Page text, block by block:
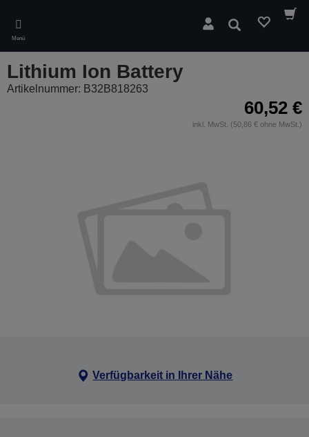
main
content
Menü
Suchen
Lithium Ion Battery
Artikelnummer: B32B818263
60,52 €
inkl. MwSt. (50,86 € ohne MwSt.)
Verfügbarkeit in Ihrer Nähe